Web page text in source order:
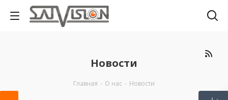
Новости
Главная - О нас - Новости